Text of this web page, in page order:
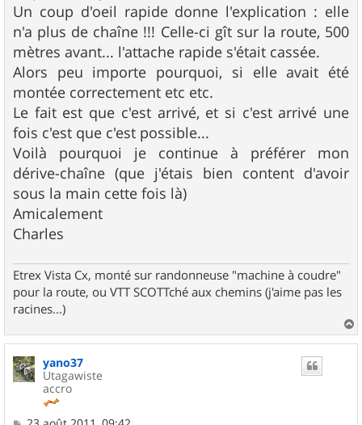
Un coup d'oeil rapide donne l'explication : elle
n'a plus de chaîne !!! Celle-ci gît sur la route, 500
mètres avant... l'attache rapide s'était cassée.
Alors peu importe pourquoi, si elle avait été
montée correctement etc etc.
Le fait est que c'est arrivé, et si c'est arrivé une
fois c'est que c'est possible...
Voilà pourquoi je continue à préférer mon
dérive-chaîne (que j'étais bien content d'avoir
sous la main cette fois là)
Amicalement
Charles
Etrex Vista Cx, monté sur randonneuse "machine à coudre"
pour la route, ou VTT SCOTTché aux chemins (j'aime pas les
racines...)
a
yano37
Utagawiste
accro
M